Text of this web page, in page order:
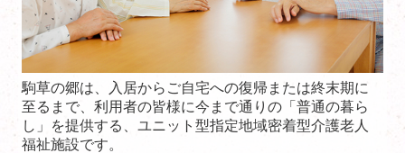
駒草の郷は、入居からご自宅への復帰または終末期に
至るまで、利用者の皆様に今まで通りの「普通の暮ら
し」を提供する、ユニット型指定地域密着型介護老人
福祉施設です。